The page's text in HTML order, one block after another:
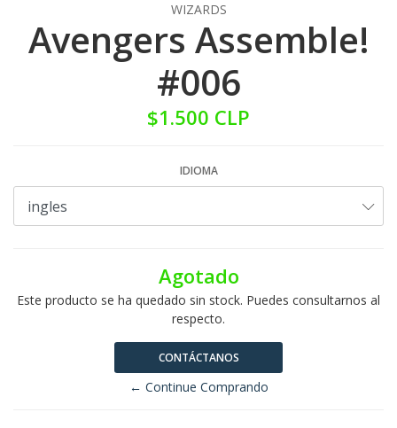
WIZARDS
Avengers Assemble!
#006
$1.500 CLP
IDIOMA
Agotado
Este producto se ha quedado sin stock. Puedes consultarnos al
respecto.
CONTÁCTANOS
← Continue Comprando